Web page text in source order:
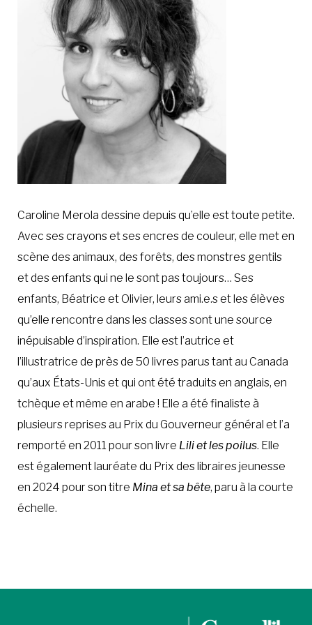
À LA POINTE DE LA PROFESSION
DEVENIR MEMBRE
Caroline Merola dessine depuis qu’elle est toute petite.
Avec ses crayons et ses encres de couleur, elle met en
scène des animaux, des forêts, des monstres gentils
et des enfants qui ne le sont pas toujours… Ses
enfants, Béatrice et Olivier, leurs ami.e.s et les élèves
qu’elle rencontre dans les classes sont une source
inépuisable d’inspiration. Elle est l’autrice et
l’illustratrice de près de 50 livres parus tant au Canada
qu’aux États-Unis et qui ont été traduits en anglais, en
tchèque et même en arabe ! Elle a été finaliste à
plusieurs reprises au Prix du Gouverneur général et l’a
remporté en 2011 pour son livre Lili et les poilus. Elle
est également lauréate du Prix des libraires jeunesse
en 2024 pour son titre Mina et sa bête, paru à la courte
échelle.